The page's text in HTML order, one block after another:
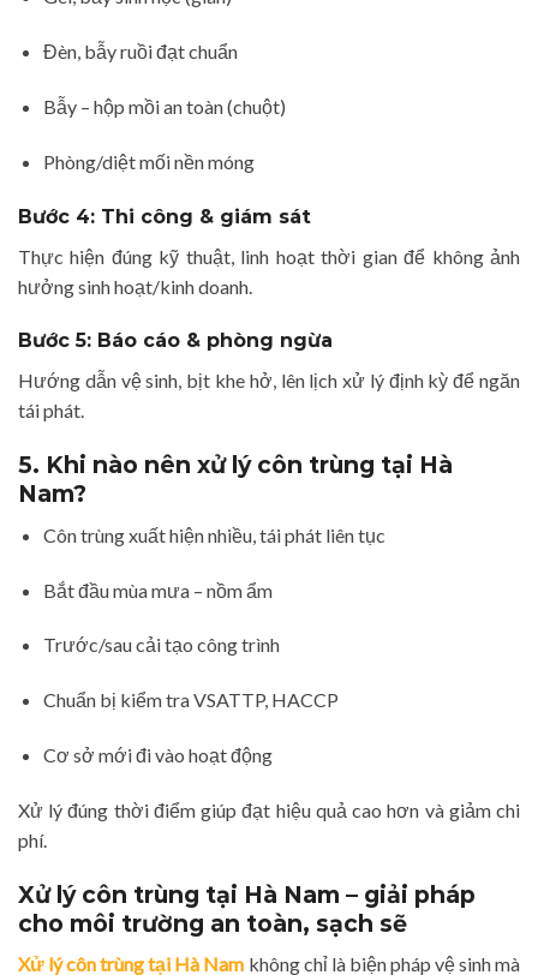
Đèn, bẫy ruồi đạt chuẩn
Bẫy – hộp mồi an toàn (chuột)
Phòng/diệt mối nền móng
Bước 4: Thi công & giám sát
Thực hiện đúng kỹ thuật, linh hoạt thời gian để không ảnh
hưởng sinh hoạt/kinh doanh.
Bước 5: Báo cáo & phòng ngừa
Hướng dẫn vệ sinh, bịt khe hở, lên lịch xử lý định kỳ để ngăn
tái phát.
5. Khi nào nên xử lý côn trùng tại Hà
Nam?
Côn trùng xuất hiện nhiều, tái phát liên tục
Bắt đầu mùa mưa – nồm ẩm
Trước/sau cải tạo công trình
Chuẩn bị kiểm tra VSATTP, HACCP
Cơ sở mới đi vào hoạt động
Xử lý đúng thời điểm giúp đạt hiệu quả cao hơn và giảm chi
phí.
Xử lý côn trùng tại Hà Nam – giải pháp
cho môi trường an toàn, sạch sẽ
Xử lý côn trùng tại Hà Nam không chỉ là biện pháp vệ sinh mà